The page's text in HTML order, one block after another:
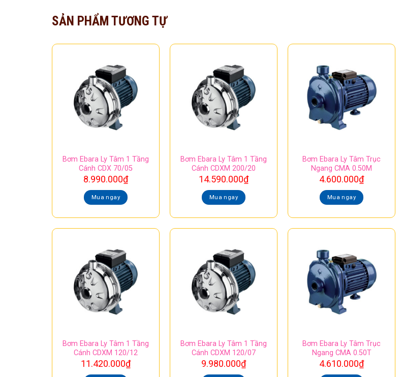
SẢN PHẨM TƯƠNG TỰ
Bơm Ebara Ly Tâm 1 Tầng
Cánh CDX 70/05
8.990.000₫
Mua ngay
Bơm Ebara Ly Tâm 1 Tầng
Cánh CDXM 200/20
14.590.000₫
Mua ngay
Bơm Ebara Ly Tâm Trục
Ngang CMA 0.50M
4.600.000₫
Mua ngay
Bơm Ebara Ly Tâm 1 Tầng
Cánh CDXM 120/12
11.420.000₫
Bơm Ebara Ly Tâm 1 Tầng
Cánh CDXM 120/07
9.980.000₫
Bơm Ebara Ly Tâm Trục
Ngang CMA 0.50T
4.610.000₫